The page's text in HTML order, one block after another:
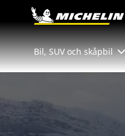
Go to page content
Bil, SUV och skåpbil